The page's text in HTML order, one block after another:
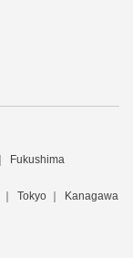
Fukushima
Tokyo
Kanagawa